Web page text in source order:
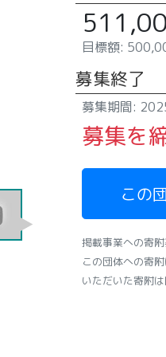
目標額:
募集終了
募集期間:
募集を
この
掲載事業への寄
この団体への寄
いただいた寄附